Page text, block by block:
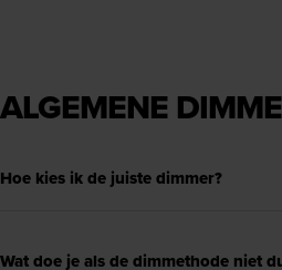
ALGEMENE
Hoe kies ik de juiste dimmer?
Wat doe je als de dimmethode niet